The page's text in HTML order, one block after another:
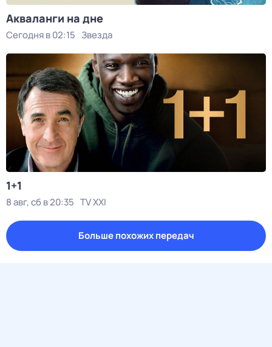
Акваланги на дне
Сегодня в 02:15 Звезда
1+1
8 авг, сб в 20:35 TV XXI
Больше похожих передач